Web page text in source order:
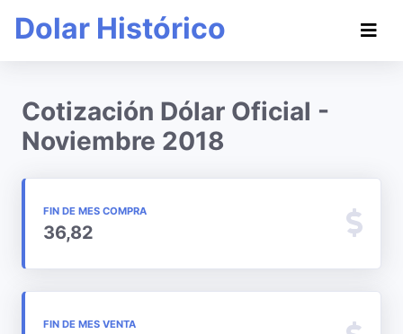
Dolar Histórico
Cotización Dólar Oficial -
Noviembre 2018
FIN DE MES COMPRA
36,82
FIN DE MES VENTA